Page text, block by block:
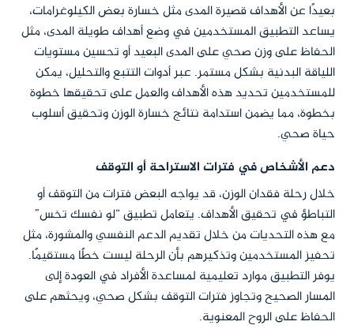
بعيدًا عن الأهداف قصيرة المدى مثل خسارة بعض الكيلوغرامات،
يساعد التطبيق المستخدمين في وضع أهداف طويلة المدى، مثل
الحفاظ على وزن صحي على المدى البعيد أو تحسين مستويات
اللياقة البدنية بشكل مستمر. عبر أدوات التتبع والتحليل، يمكن
للمستخدمين تحديد هذه الأهداف والعمل على تحقيقها خطوة
بخطوة، مما يضمن استدامة نتائج خسارة الوزن وتحقيق أسلوب
حياة صحي.
دعم الأشخاص في فترات الاستراحة أو التوقف
خلال رحلة فقدان الوزن، قد يواجه البعض فترات من التوقف أو
التباطؤ في تحقيق الأهداف. يتعامل تطبيق “لو نفسك تخس”
مع هذه التحديات من خلال تقديم الدعم النفسي والمشورة، مثل
تحفيز المستخدمين وتذكيرهم بأن الرحلة ليست خطًا مستقيمًا.
يوفر التطبيق موارد تعليمية لمساعدة الأفراد في العودة إلى
المسار الصحيح وتجاوز فترات التوقف بشكل صحي، ويحثهم على
الحفاظ على الروح المعنوية.